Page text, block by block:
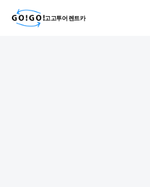
고고투어 렌트카